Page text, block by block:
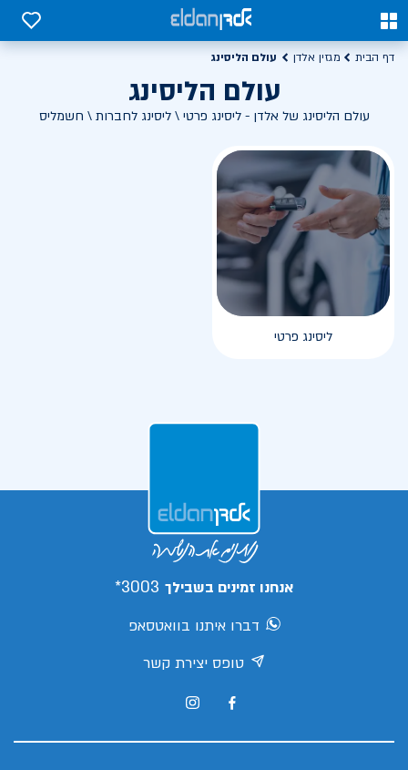
0
0
דף הבית מגזין אלדן עולם הליסינג
עולם הליסינג
עולם הליסינג של אלדן - ליסינג פרטי \ ליסינג לחברות \ חשמליס
ליסינג פרטי
אנחנו זמינים בשבילך 3003*
דברו איתנו בוואטסאפ
טופס יצירת קשר